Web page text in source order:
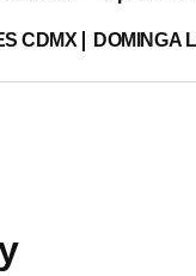
CDMX DOMINGA